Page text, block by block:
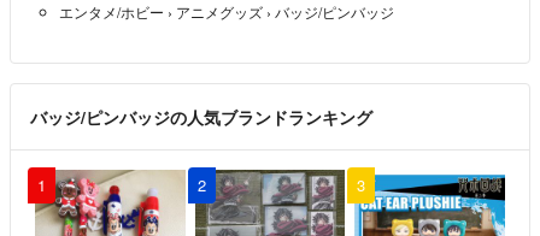
エンタメ/ホビー › アニメグッズ › バッジ/ピンバッジ
バッジ/ピンバッジの人気ブランドランキング
1 2 3